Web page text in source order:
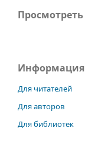
Просмотреть
Информация
Для читателей
Для авторов
Для библиотек